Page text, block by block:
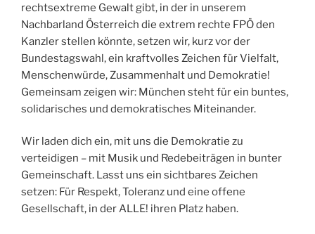
rechtsextreme Gewalt gibt, in der in unserem
Nachbarland Österreich die extrem rechte FPÖ den
Kanzler stellen könnte, setzen wir, kurz vor der
Bundestagswahl, ein kraftvolles Zeichen für Vielfalt,
Menschenwürde, Zusammenhalt und Demokratie!
Gemeinsam zeigen wir: München steht für ein buntes,
solidarisches und demokratisches Miteinander.
Wir laden dich ein, mit uns die Demokratie zu
verteidigen – mit Musik und Redebeiträgen in bunter
Gemeinschaft. Lasst uns ein sichtbares Zeichen
setzen: Für Respekt, Toleranz und eine offene
Gesellschaft, in der ALLE! ihren Platz haben.